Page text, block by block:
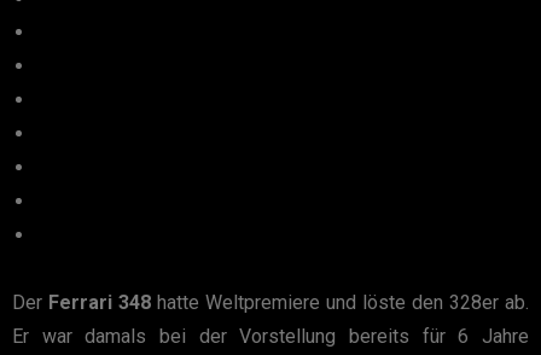
Der Ferrari 348 hatte Weltpremiere und löste den 328er ab.
Er war damals bei der Vorstellung bereits für 6 Jahre